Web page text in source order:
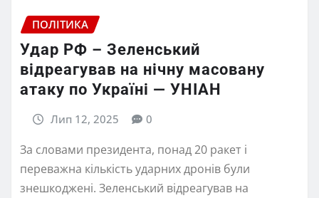
ПОЛІТИКА
Удар РФ – Зеленський
відреагував на нічну масовану
атаку по Україні — УНІАН
Лип 12, 2025 0
За словами президента, понад 20 ракет і
переважна кількість ударних дронів були
знешкоджені. Зеленський відреагував на